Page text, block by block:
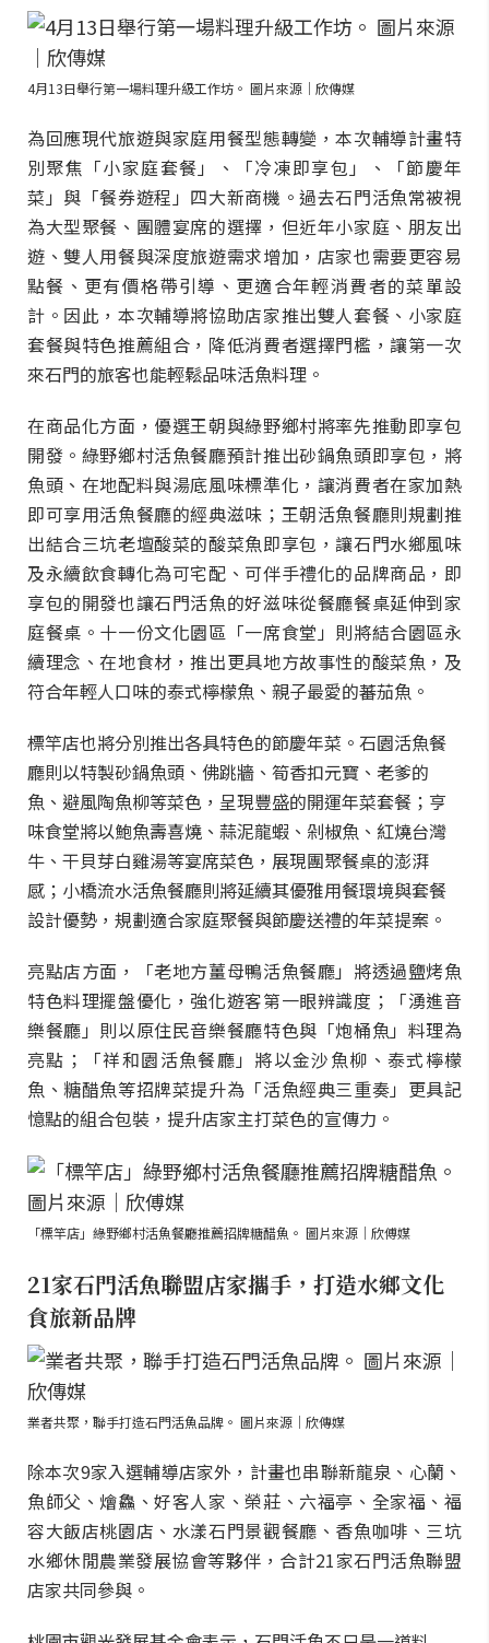
4月13日舉行第一場料理升級工作坊。 圖片來源｜欣傳媒
為回應現代旅遊與家庭用餐型態轉變，本次輔導計畫特
別聚焦「小家庭套餐」、「冷凍即享包」、「節慶年
菜」與「餐券遊程」四大新商機。過去石門活魚常被視
為大型聚餐、團體宴席的選擇，但近年小家庭、朋友出
遊、雙人用餐與深度旅遊需求增加，店家也需要更容易
點餐、更有價格帶引導、更適合年輕消費者的菜單設
計。因此，本次輔導將協助店家推出雙人套餐、小家庭
套餐與特色推薦組合，降低消費者選擇門檻，讓第一次
來石門的旅客也能輕鬆品味活魚料理。
在商品化方面，優選王朝與綠野鄉村將率先推動即享包
開發。綠野鄉村活魚餐廳預計推出砂鍋魚頭即享包，將
魚頭、在地配料與湯底風味標準化，讓消費者在家加熱
即可享用活魚餐廳的經典滋味；王朝活魚餐廳則規劃推
出結合三坑老壇酸菜的酸菜魚即享包，讓石門水鄉風味
及永續飲食轉化為可宅配、可伴手禮化的品牌商品，即
享包的開發也讓石門活魚的好滋味從餐廳餐桌延伸到家
庭餐桌。十一份文化園區「一席食堂」則將結合園區永
續理念、在地食材，推出更具地方故事性的酸菜魚，及
符合年輕人口味的泰式檸檬魚、親子最愛的蕃茄魚。
標竿店也將分別推出各具特色的節慶年菜。石園活魚餐
廳則以特製砂鍋魚頭、佛跳牆、筍香扣元寶、老爹的
魚、避風陶魚柳等菜色，呈現豐盛的開運年菜套餐；亨
味食堂將以鮑魚壽喜燒、蒜泥龍蝦、剁椒魚、紅燒台灣
牛、干貝芽白雞湯等宴席菜色，展現團聚餐桌的澎湃
感；小橋流水活魚餐廳則將延續其優雅用餐環境與套餐
設計優勢，規劃適合家庭聚餐與節慶送禮的年菜提案。
亮點店方面，「老地方薑母鴨活魚餐廳」將透過鹽烤魚
特色料理擺盤優化，強化遊客第一眼辨識度；「湧進音
樂餐廳」則以原住民音樂餐廳特色與「炮桶魚」料理為
亮點；「祥和園活魚餐廳」將以金沙魚柳、泰式檸檬
魚、糖醋魚等招牌菜提升為「活魚經典三重奏」更具記
憶點的組合包裝，提升店家主打菜色的宣傳力。
「標竿店」綠野鄉村活魚餐廳推薦招牌糖醋魚。 圖片來源｜欣傅媒
21家石門活魚聯盟店家攜手，打造水鄉文化
食旅新品牌
業者共聚，聯手打造石門活魚品牌。 圖片來源｜欣傳媒
除本次9家入選輔導店家外，計畫也串聯新龍泉、心蘭、
魚師父、燴鱻、好客人家、榮莊、六福亭、全家福、福
容大飯店桃園店、水漾石門景觀餐廳、香魚咖啡、三坑
水鄉休閒農業發展協會等夥伴，合計21家石門活魚聯盟
店家共同參與。